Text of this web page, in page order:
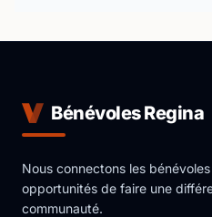
Bénévoles Regina
Nous connectons les
opportunités de faire une
communauté.